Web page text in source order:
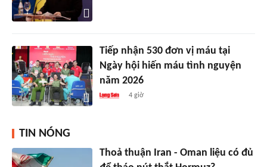
Tiếp nhận 530 đơn vị máu tại
Ngày hội hiến máu tình nguyện
năm 2026
4 giờ
TIN NÓNG
Thoả thuận Iran - Oman liệu có đủ